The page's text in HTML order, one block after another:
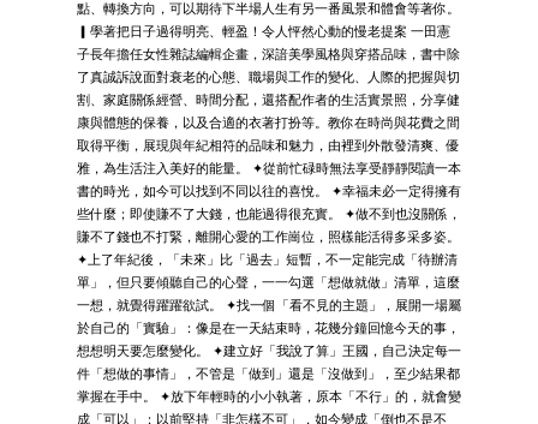
點、轉換方向，可以期待下半場人生有另一番風景和體會等著你。
▎學著把日子過得明亮、輕盈！令人怦然心動的慢老提案 一田憲
子長年擔任女性雜誌編輯企畫，深諳美學風格與穿搭品味，書中除
了真誠訴說面對衰老的心態、職場與工作的變化、人際的把握與切
割、家庭關係經營、時間分配，還搭配作者的生活實景照，分享健
康與體態的保養，以及合適的衣著打扮等。教你在時尚與花費之間
取得平衡，展現與年紀相符的品味和魅力，由裡到外散發清爽、優
雅，為生活注入美好的能量。 ✦從前忙碌時無法享受靜靜閱讀一本
書的時光，如今可以找到不同以往的喜悅。 ✦幸福未必一定得擁有
些什麼；即使賺不了大錢，也能過得很充實。 ✦做不到也沒關係，
賺不了錢也不打緊，離開心愛的工作崗位，照樣能活得多采多姿。
✦上了年紀後，「未來」比「過去」短暫，不一定能完成「待辦清
單」，但只要傾聽自己的心聲，一一勾選「想做就做」清單，這麼
一想，就覺得躍躍欲試。 ✦找一個「看不見的主題」，展開一場屬
於自己的「實驗」：像是在一天結束時，花幾分鐘回憶今天的事，
想想明天要怎麼變化。 ✦建立好「我說了算」王國，自己決定每一
件「想做的事情」，不管是「做到」還是「沒做到」，至少結果都
掌握在手中。 ✦放下年輕時的小小執著，原本「不行」的，就會變
成「可以」；以前堅持「非怎樣不可」，如今變成「倒也不是不